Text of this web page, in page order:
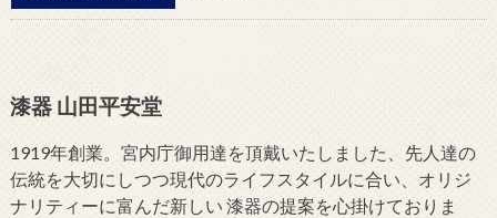
漆器 山田平安堂
1919年創業。宮内庁御用達を頂戴いたしました、先人達の
伝統を大切にしつつ現代のライフスタイルに合い、オリジ
ナリティーに富んだ新しい 漆器の提案を心掛けておりま